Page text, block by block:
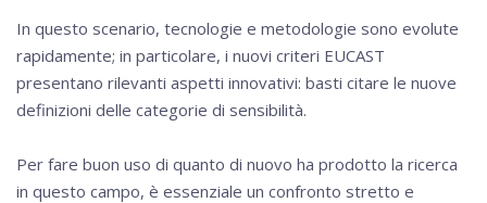
In questo scenario, tecnologie e metodologie sono evolute
rapidamente; in particolare, i nuovi criteri EUCAST
presentano rilevanti aspetti innovativi: basti citare le nuove
definizioni delle categorie di sensibilità.
Per fare buon uso di quanto di nuovo ha prodotto la ricerca
in questo campo, è essenziale un confronto stretto e